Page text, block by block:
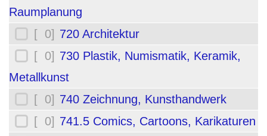
Raumplanung
[ 0] 720 Architektur
[ 0] 730 Plastik, Numismatik, Keramik,
Metallkunst
[ 0] 740 Zeichnung, Kunsthandwerk
[ 0] 741.5 Comics, Cartoons, Karikaturen